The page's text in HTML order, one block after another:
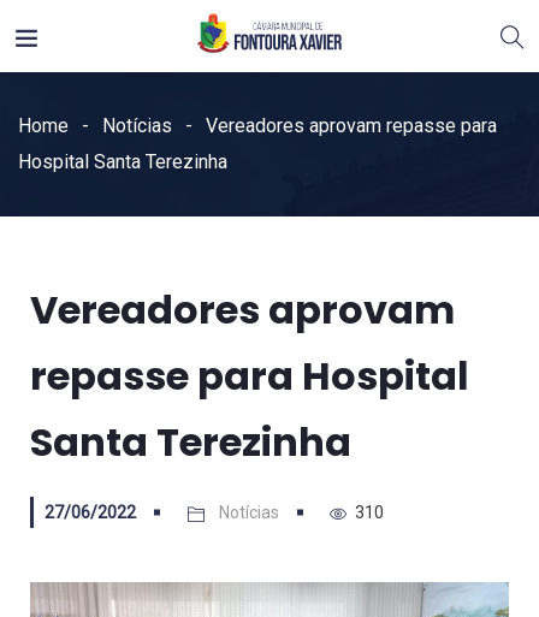
Home Notícias
Vereadores aprovam repasse para
Hospital Santa Terezinha
Vereadores aprovam
repasse para Hospital
Santa Terezinha
27/06/2022 Notícias 310